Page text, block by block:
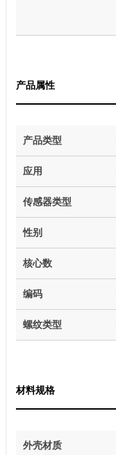
产品属性
产品类型
应用
传感器类型
性别
核心数
编码
螺纹类型
材料规格
外壳材质